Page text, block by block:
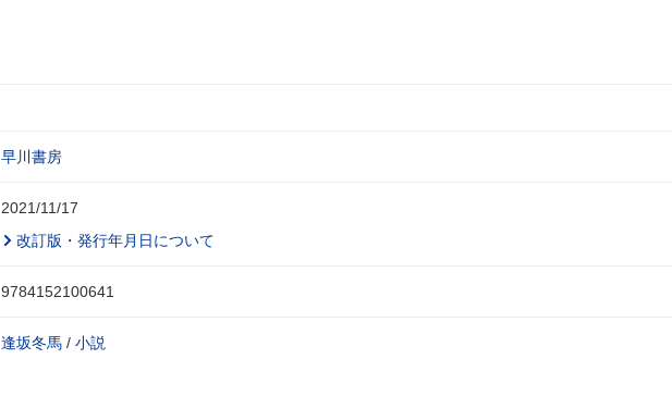
早川書房
2021/11/17
改訂版・発行年月日について
9784152100641
逢坂冬馬 / 小説